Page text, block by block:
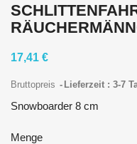
17,41 €
Bruttopreis Lieferzeit : 3-7
Snowboarder 8 cm
Menge